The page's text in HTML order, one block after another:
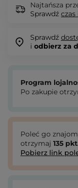
Najtańsza
Sprawdź czas
Sprawdź
i odbierz za
Program
Po zakupie
Poleć go
otrzymaj 135
Pobierz link